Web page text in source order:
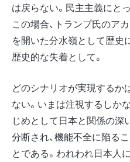
は戻らない。民主主義にと
この場合、トランプ氏のア
を開いた分水嶺として歴史
歴史的な失着として。
どのシナリオが実現するか
ない。いまは注視するしか
じめとして日本と関係の深
分断され、機能不全に陥る
とである。われわれ日本人